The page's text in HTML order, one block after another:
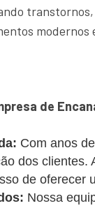
modernos
de
Com anos
dos
de oferecer
Nossa